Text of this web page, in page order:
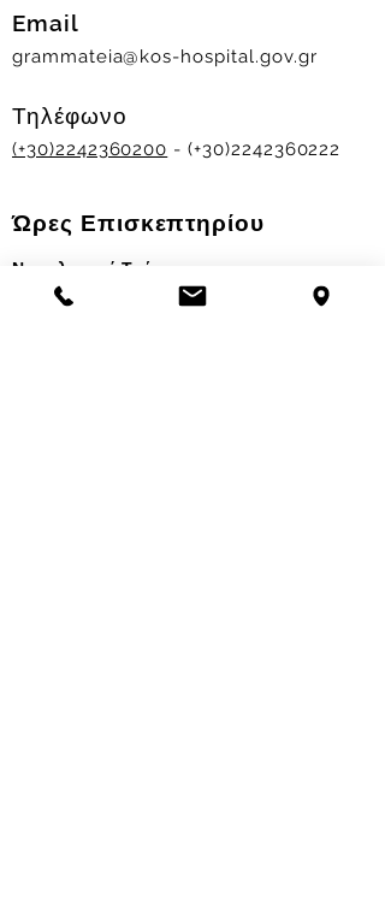
Email
grammateia@kos-hospital.gov.gr
Τηλέφωνο
(+30)2242360200 - (+30)2242360222
Ώρες Επισκεπτηρίου
Νοσηλευτικά Τμήματα
Χειμερινό ωράριο: 11.00-13.00
17.30-19.30